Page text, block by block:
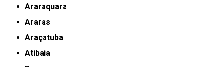
Araraquara
Araras
Araçatuba
Atibaia